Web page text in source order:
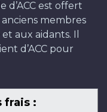
d’ACC est offert
membres
aux aidants. Il
d’ACC pour
frais :